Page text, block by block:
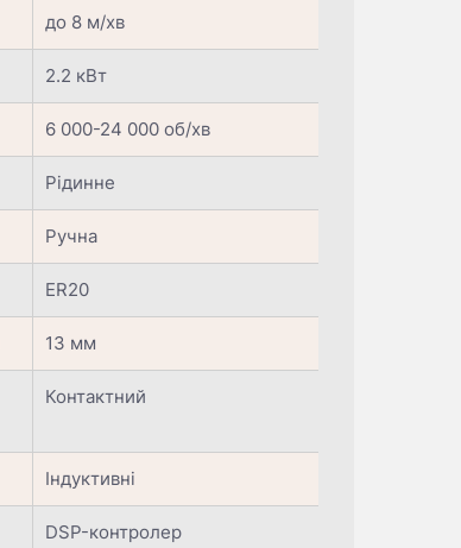
до 8 м/хв
2.2 кВт
6 000-24 000 об/хв
Рідинне
Ручна
ER20
13 мм
Контактний
Індуктивні
DSP-контролер